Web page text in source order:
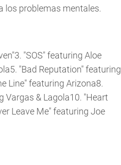
los problemas mentales.
"SOS" featuring Aloe
"Bad Reputation" featuring
Line" featuring Arizona8.
Vargas & Lagola10. "Heart
Leave Me" featuring Joe